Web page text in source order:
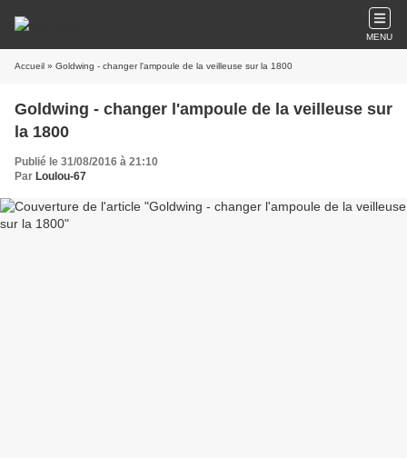
MENU
Accueil » Goldwing - changer l'ampoule de la veilleuse sur la 1800
Goldwing - changer l'ampoule de la veilleuse sur
la 1800
Publié le 31/08/2016 à 21:10
Par Loulou-67